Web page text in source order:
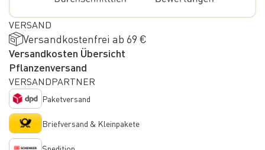
VERSAND
Versandkostenfrei ab 69 €
Versandkosten Übersicht
Pflanzenversand
VERSANDPARTNER
Paketversand
Briefversand & Kleinpakete